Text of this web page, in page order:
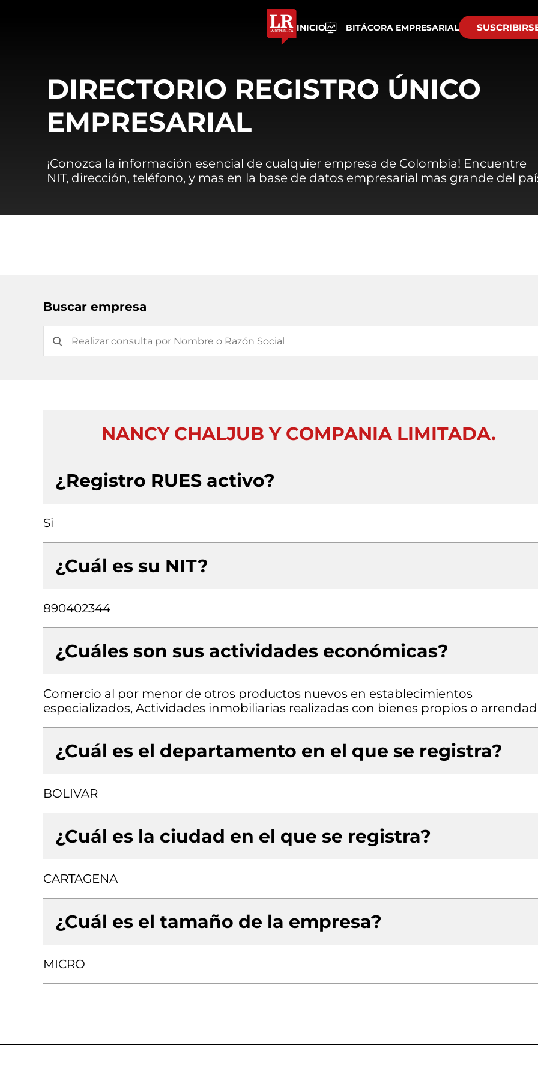
INICIO BITÁCORA EMPRESARIAL
DIRECTORIO REGISTRO ÚNICO
EMPRESARIAL
¡Conozca la información esencial de cualquier empresa de Colombia! Encuentre
NIT, dirección, teléfono, y mas en la base de datos empresarial mas grande del
Buscar empresa
NANCY CHALJUB Y COMPANIA LIMITADA.
¿Registro RUES activo?
Si
¿Cuál es su NIT?
890402344
¿Cuáles son sus actividades económicas?
Comercio al por menor de otros productos nuevos en establecimientos
especializados, Actividades inmobiliarias realizadas con bienes propios o
¿Cuál es el departamento en el que se registra?
BOLIVAR
¿Cuál es la ciudad en el que se registra?
CARTAGENA
¿Cuál es el tamaño de la empresa?
MICRO